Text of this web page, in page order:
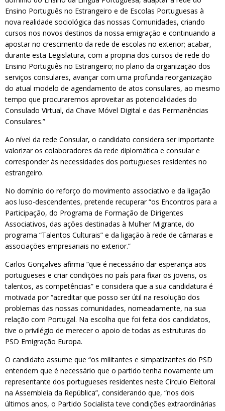
Ensino Português no Estrangeiro e de Escolas Portuguesas à
nova realidade sociológica das nossas Comunidades, criando
cursos nos novos destinos da nossa emigração e continuando a
apostar no crescimento da rede de escolas no exterior; acabar,
durante esta Legislatura, com a propina dos cursos de rede do
Ensino Português no Estrangeiro; no plano da organização dos
serviços consulares, avançar com uma profunda reorganização
do atual modelo de agendamento de atos consulares, ao mesmo
tempo que procuraremos aproveitar as potencialidades do
Consulado Virtual, da Chave Móvel Digital e das Permanências
Consulares.”
Ao nível da rede Consular, o candidato considera ser importante
valorizar os colaboradores da rede diplomática e consular e
corresponder às necessidades dos portugueses residentes no
estrangeiro.
No domínio do reforço do movimento associativo e da ligação
aos luso-descendentes, pretende recuperar “os Encontros para a
Participação, do Programa de Formação de Dirigentes
Associativos, das ações destinadas à Mulher Migrante, do
programa “Talentos Culturais” e da ligação à rede de câmaras e
associações empresariais no exterior.”
Carlos Gonçalves afirma “que é necessário dar esperança aos
portugueses e criar condições no país para fixar os jovens, os
talentos, as competências” e considera que a sua candidatura é
motivada por “acreditar que posso ser útil na resolução dos
problemas das nossas comunidades, nomeadamente, na sua
relação com Portugal. Na escolha que foi feita dos candidatos,
tive o privilégio de merecer o apoio de todas as estruturas do
PSD Emigração Europa.
O candidato assume que “os militantes e simpatizantes do PSD
entendem que é necessário que o partido tenha novamente um
representante dos portugueses residentes neste Círculo Eleitoral
na Assembleia da República”, considerando que, “nos dois
últimos anos, o Partido Socialista teve condições extraordinárias